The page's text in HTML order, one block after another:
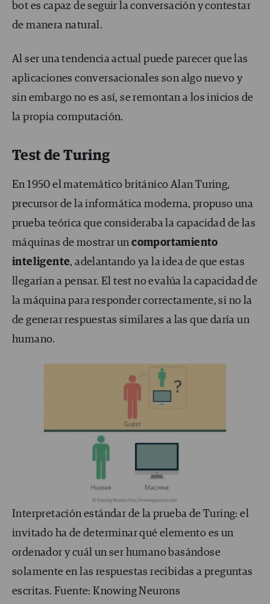
bot es capaz de seguir la conversación y contestar
de manera natural.
Al ser una tendencia actual puede parecer que las
aplicaciones conversacionales son algo nuevo y
sin embargo no es así, se remontan a los inicios de
la propia computación.
Test de Turing
En 1950 el matemático británico Alan Turing,
precursor de la informática moderna, propuso una
prueba teórica que consideraba la capacidad de las
máquinas de mostrar uncomportamiento
inteligente, adelantando ya la idea de que estas
llegarían a pensar. El test no evalúa la capacidad de
la máquina para responder correctamente, si no la
de generar respuestas similares a las que daría un
humano.
Interpretación estándar de la prueba de Turing: el
invitado ha de determinar qué elemento es un
ordenador y cuál un ser humano basándose
solamente en las respuestas recibidas a preguntas
escritas. Fuente: Knowing Neurons